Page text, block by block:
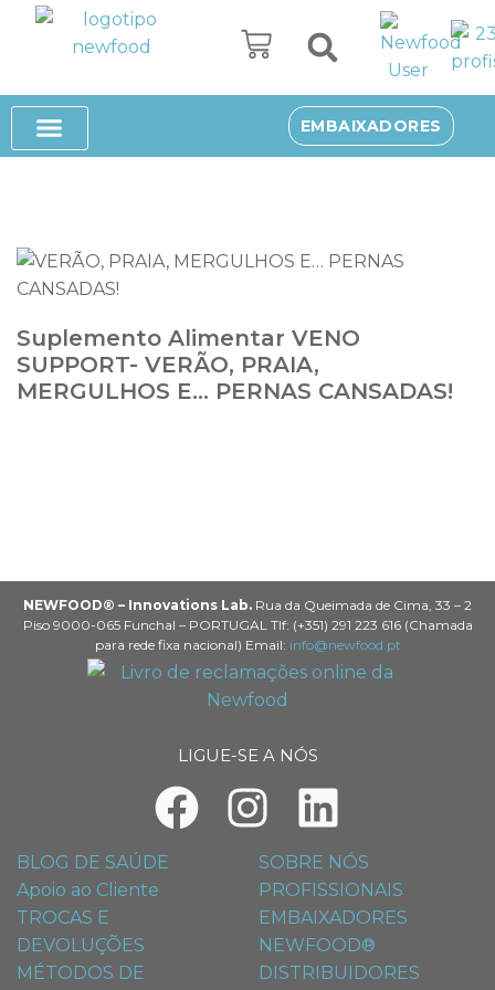
Avançar
conteúdo
EMBAIXADORES
Suplemento Alimentar VENO
SUPPORT- VERÃO, PRAIA,
MERGULHOS E… PERNAS CANSADAS!
NEWFOOD® – Innovations Lab. Rua da Queimada de Cima, 33 – 2
Piso 9000-065 Funchal – PORTUGAL Tlf: (+351) 291 223 616 (Chamada
para rede fixa nacional) Email: info@newfood.pt
LIGUE-SE A NÓS
BLOG DE SAÚDE
Apoio ao Cliente
TROCAS E
DEVOLUÇÕES
MÉTODOS DE
SOBRE NÓS
PROFISSIONAIS
EMBAIXADORES
NEWFOOD®
DISTRIBUIDORES